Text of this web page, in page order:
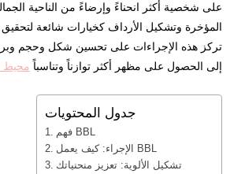
على شخصية أكثر انحناءً وإرضاءً من الناحية
المؤخرة وتشكيل الأرداف كخيارات شائعة
تركز هذه الإجراءات على تحسين شكل وحجم
إلى الحصول على مظهر أكثر توازناً وتناسباً محيط
جدول المحتويات
فهم BBL
الإجراء: كيف يعمل BBL
تشكيل الألوية: تعزيز منحنياتك